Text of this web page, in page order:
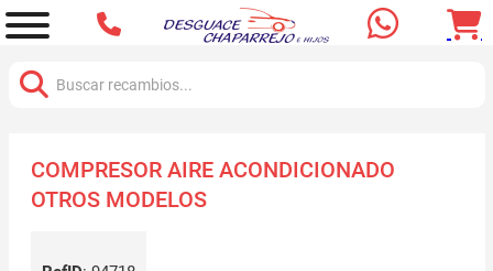
COMPRESOR AIRE ACONDICIONADO
OTROS MODELOS